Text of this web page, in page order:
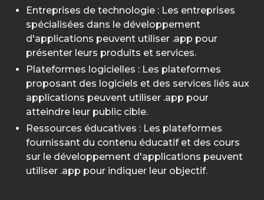
Entreprises de technologie : Les entreprises
spécialisées dans le développement
d'applications peuvent utiliser .app pour
présenter leurs produits et services.
Plateformes logicielles : Les plateformes
proposant des logiciels et des services liés aux
applications peuvent utiliser .app pour
atteindre leur public cible.
Ressources éducatives : Les plateformes
fournissant du contenu éducatif et des cours
sur le développement d'applications peuvent
utiliser .app pour indiquer leur objectif.